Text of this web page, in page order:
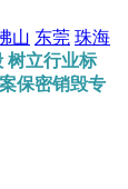
山 东莞 珠海
树立行业标
保密销毁专